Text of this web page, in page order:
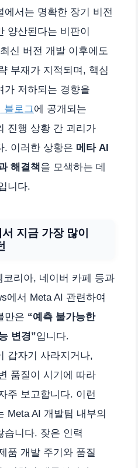
에서는 명확한 장기 비전
양산된다는 비판이
신 버전 개발 이후에도
부재가 지적되며, 핵심
가 저하되는 경향을
블로그에 공개되는
진행 상황 간 괴리가
. 이러한 상황은 메타 AI
해결책을 모색하는 데
니다.
지금 가장 많이
리아, 네이버 카페 등과
에서 Meta AI 관련하여
만은 “예측 불가능한
변경”입니다.
갑자기 사라지거나,
품질이 시기에 따라
주 보고합니다. 이런
Meta AI 개발팀 내부의
습니다. 잦은 인력
품 개발 주기와 품질